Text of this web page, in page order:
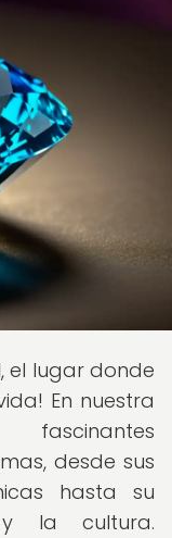
, el lugar donde
En nuestra
fascinantes
desde sus
hasta su
la cultura.